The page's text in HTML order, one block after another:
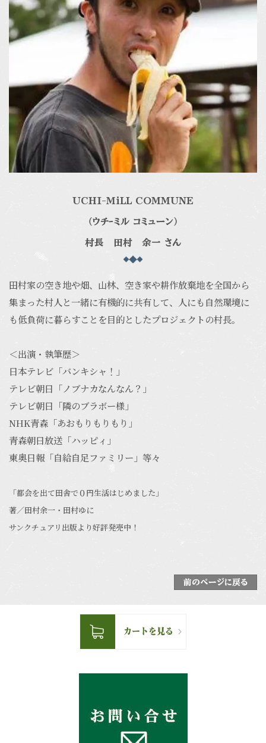
UCHI-ＭiLL COMMUNE
（ウチｰミル コミューン）
村長 田村 余一 さん
田村家の空き地や畑、山林、空き家や耕作放棄地を全国から
集まった村人と一緒に有機的に共有して、人にも自然環境に
も低負荷に暮らすことを目的としたプロジェクトの村長。
＜出演・執筆歴＞
日本テレビ「バンキシャ！」
テレビ朝日「ノブナカなんなん？」
テレビ朝日「隣のブラボー様」
NHK青森「あおもりもりもり」
青森朝日放送「ハッピィ」
東奥日報「自給自足ファミリー」等々
「都会を出て田舎で０円生活はじめました」
著／田村余一・田村ゆに
サンクチュアリ出版より好評発売中！
前のページに戻る